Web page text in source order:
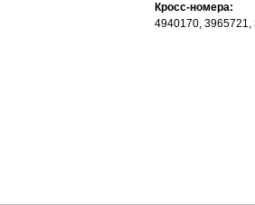
Кросс-номера:
4940170,